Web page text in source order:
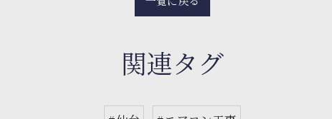
関連タグ